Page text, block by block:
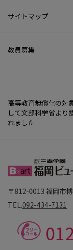
サイトマップ
教員募集
高等教育無償化の対
して文部科学省より
れました
〒812-0013 福岡市
TEL.092-434-7131